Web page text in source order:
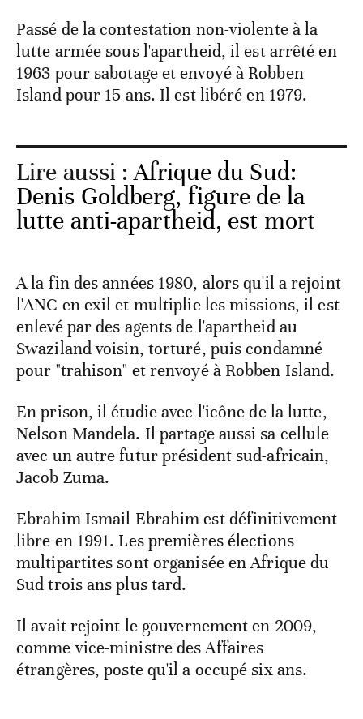
Passé de la contestation non-violente à la
lutte armée sous l'apartheid, il est arrêté en
1963 pour sabotage et envoyé à Robben
Island pour 15 ans. Il est libéré en 1979.
Lire aussi :Afrique du Sud:
Denis Goldberg, figure de la
lutte anti-apartheid, est mort
A la fin des années 1980, alors qu'il a rejoint
l'ANC en exil et multiplie les missions, il est
enlevé par des agents de l'apartheid au
Swaziland voisin, torturé, puis condamné
pour "trahison" et renvoyé à Robben Island.
En prison, il étudie avec l'icône de la lutte,
Nelson Mandela. Il partage aussi sa cellule
avec un autre futur président sud-africain,
Jacob Zuma.
Ebrahim Ismail Ebrahim est définitivement
libre en 1991. Les premières élections
multipartites sont organisée en Afrique du
Sud trois ans plus tard.
Il avait rejoint le gouvernement en 2009,
comme vice-ministre des Affaires
étrangères, poste qu'il a occupé six ans.